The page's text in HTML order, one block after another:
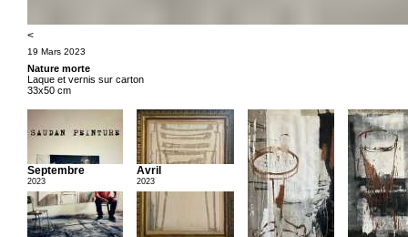
<
19 Mars 2023
Nature morte
Laque et vernis sur carton
33x50 cm
Septembre
2023
Avril
2023